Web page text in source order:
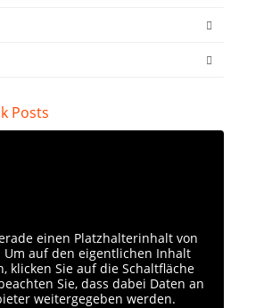
Posts
einen Platzhalterinhalt von
Um auf den eigentlichen Inhalt
klicken Sie auf die Schaltfläche
Sie, dass dabei Daten an
weitergegeben werden.